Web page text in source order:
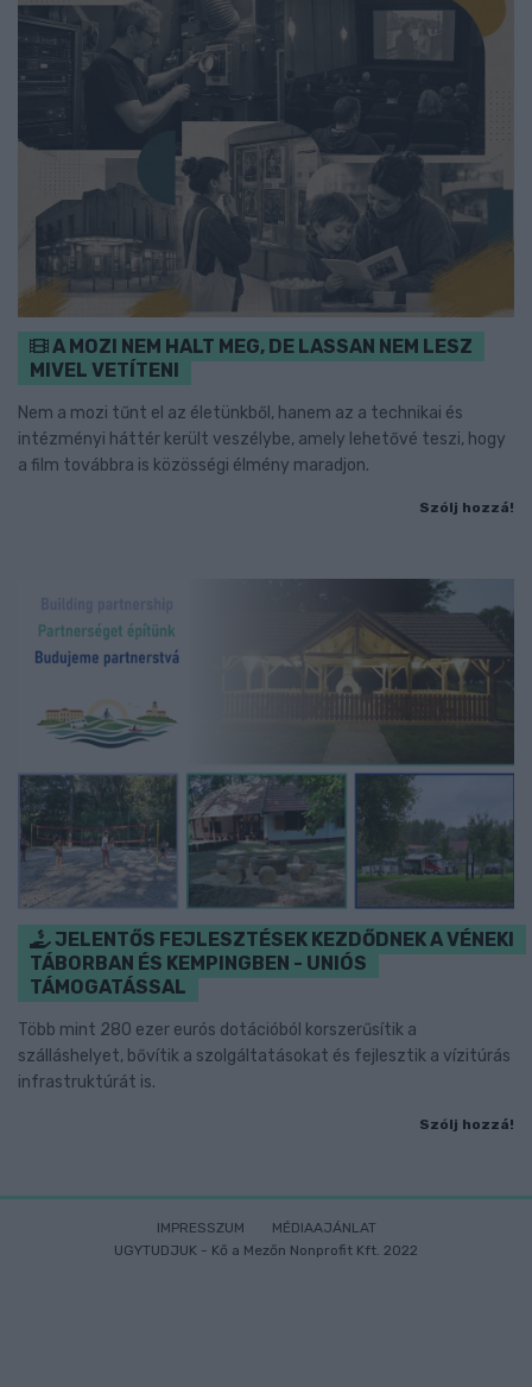
A MOZI NEM HALT MEG, DE LASSAN NEM LESZ
MIVEL VETÍTENI
Nem a mozi tűnt el az életünkből, hanem az a technikai és
intézményi háttér került veszélybe, amely lehetővé teszi, hogy
a film továbbra is közösségi élmény maradjon.
Szólj hozzá!
JELENTŐS FEJLESZTÉSEK KEZDŐDNEK A VÉNEKI
TÁBORBAN ÉS KEMPINGBEN - UNIÓS
TÁMOGATÁSSAL
Több mint 280 ezer eurós dotációból korszerűsítik a
szálláshelyet, bővítik a szolgáltatásokat és fejlesztik a vízitúrás
infrastruktúrát is.
Szólj hozzá!
IMPRESSZUM
MÉDIAAJÁNLAT
UGYTUDJUK - Kő a Mezőn Nonprofit Kft. 2022